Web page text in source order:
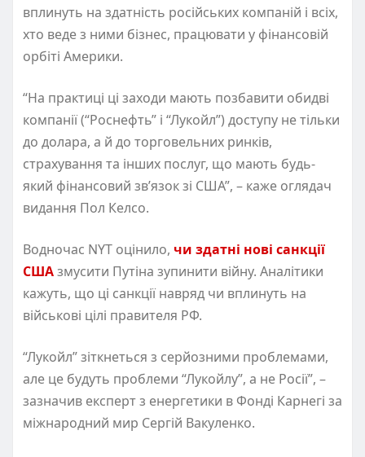
вплинуть на здатність російських компаній і всіх,
хто веде з ними бізнес, працювати у фінансовій
орбіті Америки.
“На практиці ці заходи мають позбавити обидві
компанії (“Роснефть” і “Лукойл”) доступу не тільки
до долара, а й до торговельних ринків,
страхування та інших послуг, що мають будь-
який фінансовий зв’язок зі США”, – каже оглядач
видання Пол Келсо.
Водночас NYT оцінило, чи здатні нові санкції
СШАзмусити Путіна зупинити війну. Аналітики
кажуть, що ці санкції навряд чи вплинуть на
військові цілі правителя РФ.
“Лукойл” зіткнеться з серйозними проблемами,
але це будуть проблеми “Лукойлу”, а не Росії”, –
зазначив експерт з енергетики в Фонді Карнегі за
міжнародний мир Сергій Вакуленко.